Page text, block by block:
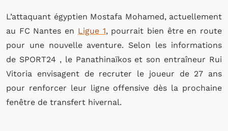
L’attaquant égyptien Mostafa Mohamed, actuellement
au FC Nantes en Ligue 1, pourrait bien être en route
pour une nouvelle aventure. Selon les informations
de SPORT24 , le Panathinaïkos et son entraîneur Rui
Vitoria envisagent de recruter le joueur de 27 ans
pour renforcer leur ligne offensive dès la prochaine
fenêtre de transfert hivernal.